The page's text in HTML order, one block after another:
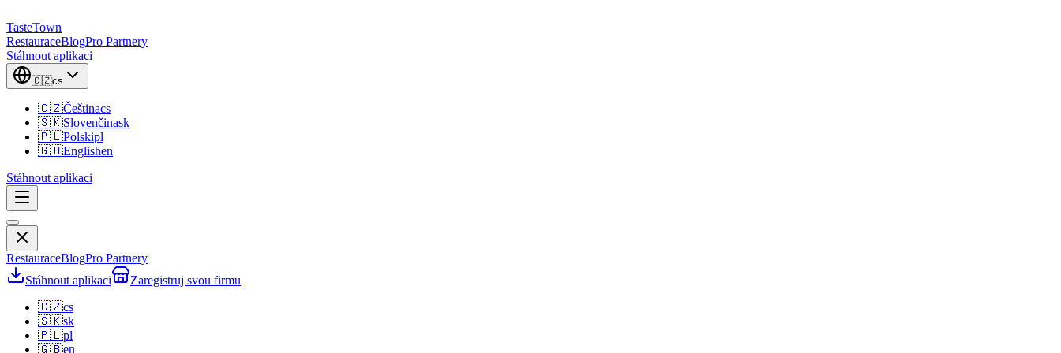
TasteTown
RestauraceBlogPro Partnery
Stáhnout aplikaci
🇨🇿cs
🇨🇿Češtinacs
🇸🇰Slovenčinask
🇵🇱Polskipl
🇬🇧Englishen
Stáhnout aplikaci
RestauraceBlogPro Partnery
Stáhnout aplikaci
Zaregistruj svou firmu
🇨🇿cs
🇸🇰sk
🇵🇱pl
🇬🇧en